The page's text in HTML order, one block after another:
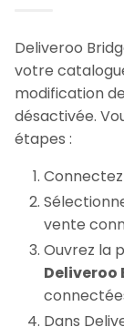
Deliveroo
votre
modification
désactivée.
étapes :
vente
Ouvrez la
Deliveroo
Dans